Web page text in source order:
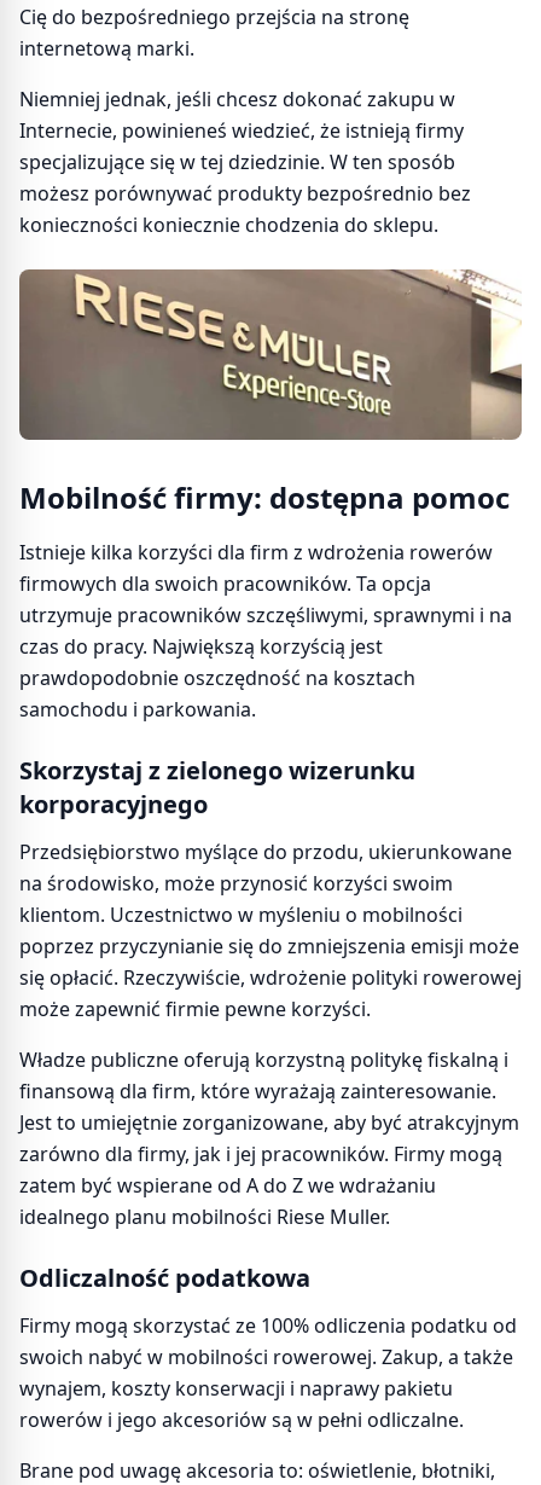
Cię do bezpośredniego przejścia na stronę
internetową marki.
Niemniej jednak, jeśli chcesz dokonać zakupu w
Internecie, powinieneś wiedzieć, że istnieją firmy
specjalizujące się w tej dziedzinie. W ten sposób
możesz porównywać produkty bezpośrednio bez
konieczności koniecznie chodzenia do sklepu.
Mobilność firmy: dostępna pomoc
Istnieje kilka korzyści dla firm z wdrożenia rowerów
firmowych dla swoich pracowników. Ta opcja
utrzymuje pracowników szczęśliwymi, sprawnymi i na
czas do pracy. Największą korzyścią jest
prawdopodobnie oszczędność na kosztach
samochodu i parkowania.
Skorzystaj z zielonego wizerunku
korporacyjnego
Przedsiębiorstwo myślące do przodu, ukierunkowane
na środowisko, może przynosić korzyści swoim
klientom. Uczestnictwo w myśleniu o mobilności
poprzez przyczynianie się do zmniejszenia emisji może
się opłacić. Rzeczywiście, wdrożenie polityki rowerowej
może zapewnić firmie pewne korzyści.
Władze publiczne oferują korzystną politykę fiskalną i
finansową dla firm, które wyrażają zainteresowanie.
Jest to umiejętnie zorganizowane, aby być atrakcyjnym
zarówno dla firmy, jak i jej pracowników. Firmy mogą
zatem być wspierane od A do Z we wdrażaniu
idealnego planu mobilności Riese Muller.
Odliczalność podatkowa
Firmy mogą skorzystać ze 100% odliczenia podatku od
swoich nabyć w mobilności rowerowej. Zakup, a także
wynajem, koszty konserwacji i naprawy pakietu
rowerów i jego akcesoriów są w pełni odliczalne.
Brane pod uwagę akcesoria to: oświetlenie, błotniki,